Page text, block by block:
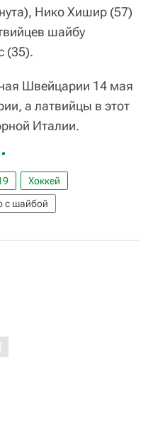
Нико Хишир (57)
шайбу
(35).
Швейцарии 14 мая
а латвийцы в этот
Италии.
Хоккей
с шайбой